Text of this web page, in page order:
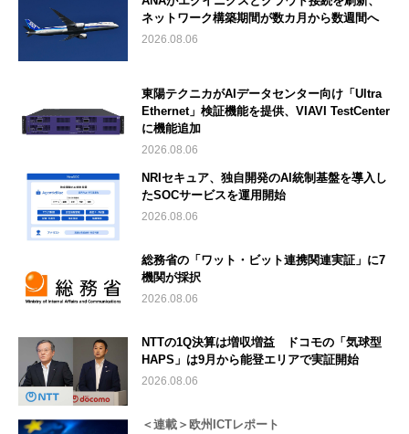
ネットワーク構築期間が数カ月から数週間へ
2026.08.06
東陽テクニカがAIデータセンター向け「Ultra
Ethernet」検証機能を提供、VIAVI TestCenter
に機能追加
2026.08.06
NRIセキュア、独自開発のAI統制基盤を導入し
たSOCサービスを運用開始
2026.08.06
総務省の「ワット・ビット連携関連実証」に7
機関が採択
2026.08.06
NTTの1Q決算は増収増益 ドコモの「気球型
HAPS」は9月から能登エリアで実証開始
2026.08.06
＜連載＞欧州ICTレポート